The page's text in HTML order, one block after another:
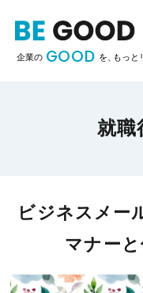
企業の GOOD を、もっと
就職
ビジネスメー
マナー